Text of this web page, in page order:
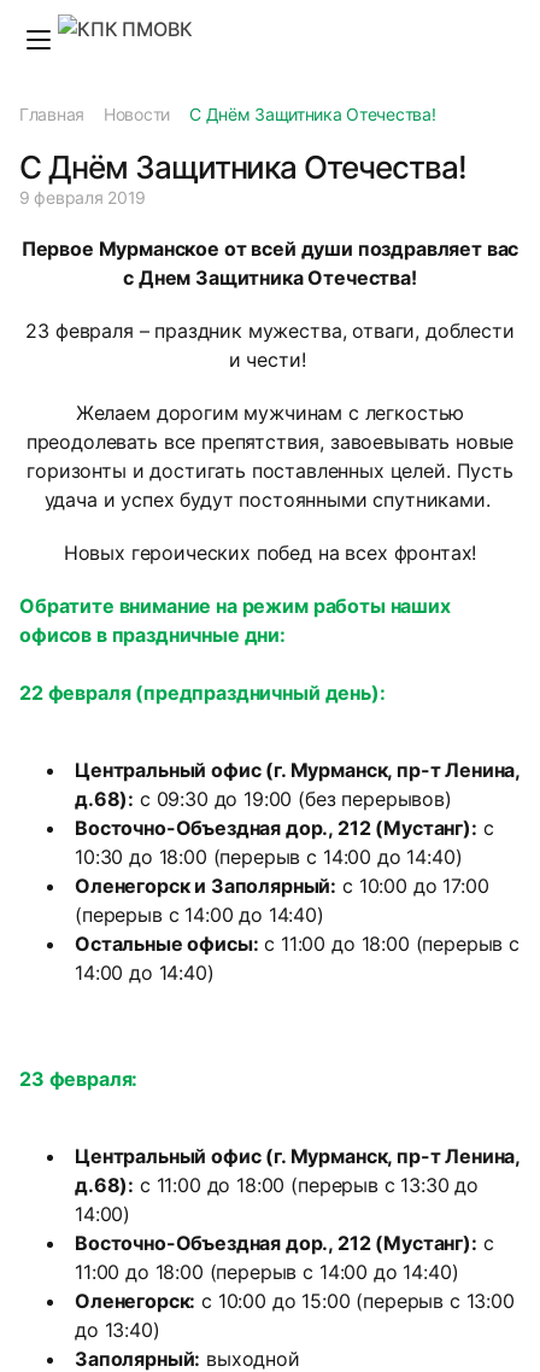
Главная Новости С Днём Защитника Отечества!
С Днём Защитника Отечества!
9 февраля 2019
Первое Мурманское от всей души поздравляет вас
с Днем Защитника Отечества!
23 февраля – праздник мужества, отваги, доблести
и чести!
Желаем дорогим мужчинам с легкостью
преодолевать все препятствия, завоевывать новые
горизонты и достигать поставленных целей. Пусть
удача и успех будут постоянными спутниками.
Новых героических побед на всех фронтах!
Обратите внимание на режим работы наших
офисов в праздничные дни:
22 февраля (предпраздничный день):
Центральный офис (г. Мурманск, пр-т Ленина,
д.68): с 09:30 до 19:00 (без перерывов)
Восточно-Объездная дор., 212 (Мустанг): с
10:30 до 18:00 (перерыв с 14:00 до 14:40)
Оленегорск и Заполярный: с 10:00 до 17:00
(перерыв с 14:00 до 14:40)
Остальные офисы: с 11:00 до 18:00 (перерыв с
14:00 до 14:40)
23 февраля:
Центральный офис (г. Мурманск, пр-т Ленина,
д.68): с 11:00 до 18:00 (перерыв с 13:30 до
14:00)
Восточно-Объездная дор., 212 (Мустанг): с
11:00 до 18:00 (перерыв с 14:00 до 14:40)
Оленегорск: с 10:00 до 15:00 (перерыв с 13:00
до 13:40)
Заполярный: выходной